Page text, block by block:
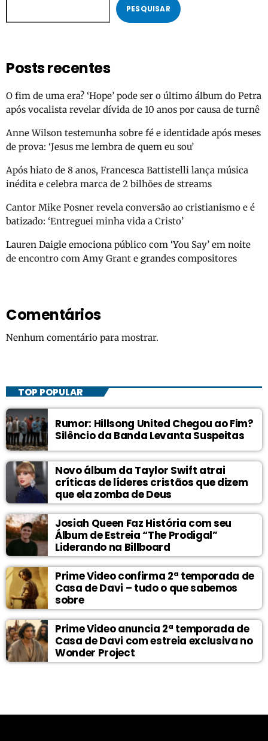
PESQUISAR
Posts recentes
O fim de uma era? ‘Hope’ pode ser o último álbum do Petra
após vocalista revelar dívida de 10 anos por causa de turnê
Anne Wilson testemunha sobre fé e identidade após meses
de prova: ‘Jesus me lembra de quem eu sou’
Após hiato de 8 anos, Francesca Battistelli lança música
inédita e celebra marca de 2 bilhões de streams
Cantor Mike Posner revela conversão ao cristianismo e é
batizado: ‘Entreguei minha vida a Cristo’
Lauren Daigle emociona público com ‘You Say’ em noite
de encontro com Amy Grant e grandes compositores
Comentários
Nenhum comentário para mostrar.
TOP POPULAR
Rumor: Hillsong United Chegou ao Fim?
Silêncio da Banda Levanta Suspeitas
Novo álbum da Taylor Swift atrai
críticas de líderes cristãos que dizem
que ela zomba de Deus
Josiah Queen Faz História com seu
Álbum de Estreia “The Prodigal”
Liderando na Billboard
Prime Video confirma 2ª temporada de
Casa de Davi – tudo o que sabemos
sobre
Prime Video anuncia 2ª temporada de
Casa de Davi com estreia exclusiva no
Wonder Project